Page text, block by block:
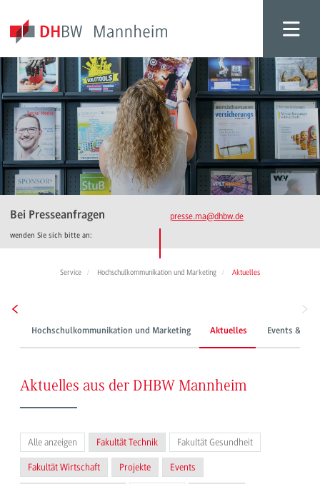
Bei Presseanfragen
wenden Sie sich bitte an:
presse.ma@dhbw.de
Service Hochschulkommunikation und Marketing Aktuelles
Hochschulkommunikation und Marketing Aktuelles Events &
Aktuelles aus der DHBW Mannheim
Alle anzeigen Fakultät Technik Fakultät Gesundheit
Fakultät Wirtschaft Projekte Events